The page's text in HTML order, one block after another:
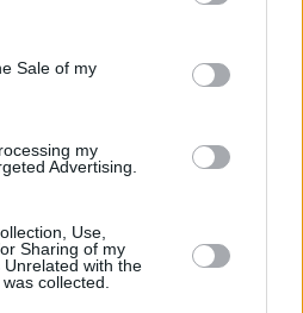
and its third-party tags to
purposes in below Google
Sale of my
my
Advertising.
Use,
Sharing of my
with the
collected.
πρόσθεσε -
δηλώσεις τους, λίγους
διαμάχη μεταξύ τους για